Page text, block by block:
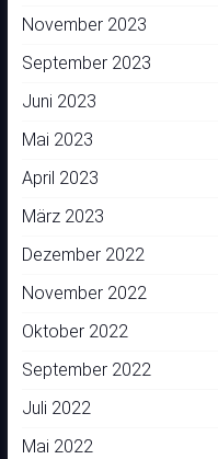
November 2023
September 2023
Juni 2023
Mai 2023
April 2023
März 2023
Dezember 2022
November 2022
Oktober 2022
September 2022
Juli 2022
Mai 2022